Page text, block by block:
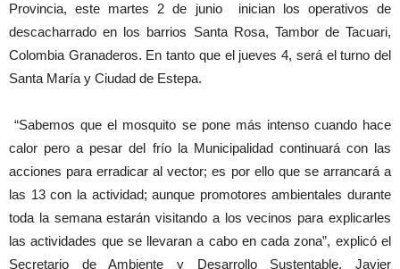
Provincia, ‪este martes 2 de junio‬ inician los operativos de
descacharrado en los barrios Santa Rosa, Tambor de Tacuari,
Colombia Granaderos. En tanto que ‪el jueves 4‬, será el turno del
Santa María y Ciudad de Estepa.
“Sabemos que el mosquito se pone más intenso cuando hace
calor pero a pesar del frío la Municipalidad continuará con las
acciones para erradicar al vector; es por ello que se arrancará ‪a
las 13‬ con la actividad; aunque promotores ambientales durante
toda la semana estarán visitando a los vecinos para explicarles
las actividades que se llevaran a cabo en cada zona”, explicó el
Secretario de Ambiente y Desarrollo Sustentable, Javier